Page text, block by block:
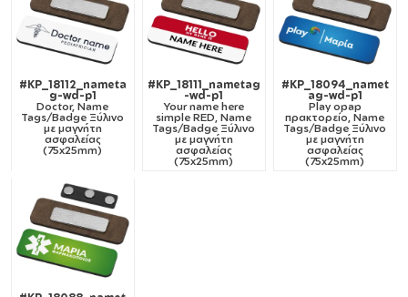
#KP_18112_nameta
g-wd-p1
Doctor, Name
Tags/Badge Ξύλινο
με μαγνήτη
ασφαλείας
(75x25mm)
#KP_18111_nametag
-wd-p1
Your name here
simple RED, Name
Tags/Badge Ξύλινο
με μαγνήτη
ασφαλείας
(75x25mm)
#KP_18094_namet
ag-wd-p1
Play opap
πρακτορείο, Name
Tags/Badge Ξύλινο
με μαγνήτη
ασφαλείας
(75x25mm)